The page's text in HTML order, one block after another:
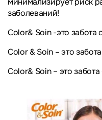
заболеваний!
Color& Soin-это забота
Color & Soin – это
Сolor& Soin– это